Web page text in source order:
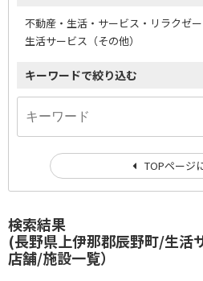
検索結果
(長野県上伊那郡辰野町/生活
店舗/施設一覧）
不動産・生活・サービス・リラクゼ
生活サービス（その他）
キーワードで絞り込む
TOPページ